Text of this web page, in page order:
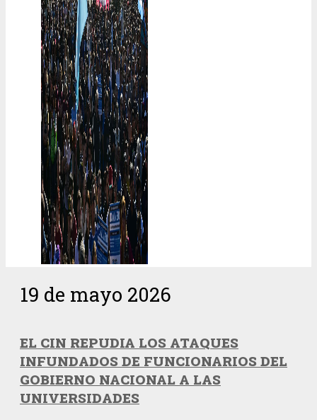
19 de mayo 2026
EL CIN REPUDIA LOS ATAQUES
INFUNDADOS DE FUNCIONARIOS DEL
GOBIERNO NACIONAL A LAS
UNIVERSIDADES